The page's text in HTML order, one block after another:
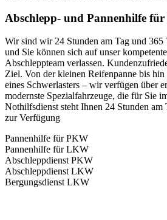
Abschlepp- und Pannenhilfe
Wir sind wir 24 Stunden am Tag und 365
und Sie können sich auf unser
Abschleppteam verlassen.
Ziel. Von der kleinen Reifenpanne bis
eines Schwerlasters – wir verfügen über
modernste Spezialfahrzeuge, die für Sie
Nothilfsdienst steht Ihnen 24 Stunden am
zur Verfügung
Pannenhilfe für PKW
Pannenhilfe für LKW
Abschleppdienst PKW
Abschleppdienst LKW
Bergungsdienst LKW